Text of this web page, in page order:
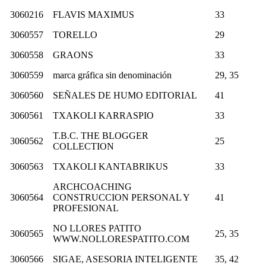
3060216
FLAVIS MAXIMUS
33
3060557
TORELLO
29
3060558
GRAONS
33
3060559
marca gráfica sin denominación
29, 35
3060560
SEÑALES DE HUMO EDITORIAL
41
3060561
TXAKOLI KARRASPIO 33
3060562
T.B.C. THE BLOGGER
COLLECTION
25
3060563 TXAKOLI KANTABRIKUS 33
3060564
ARCHCOACHING
CONSTRUCCION PERSONAL Y
PROFESIONAL
41
3060565
NO LLORES PATITO
WWW.NOLLORESPATITO.COM
25, 35
3060566 SIGAE, ASESORIA INTELIGENTE 35, 42